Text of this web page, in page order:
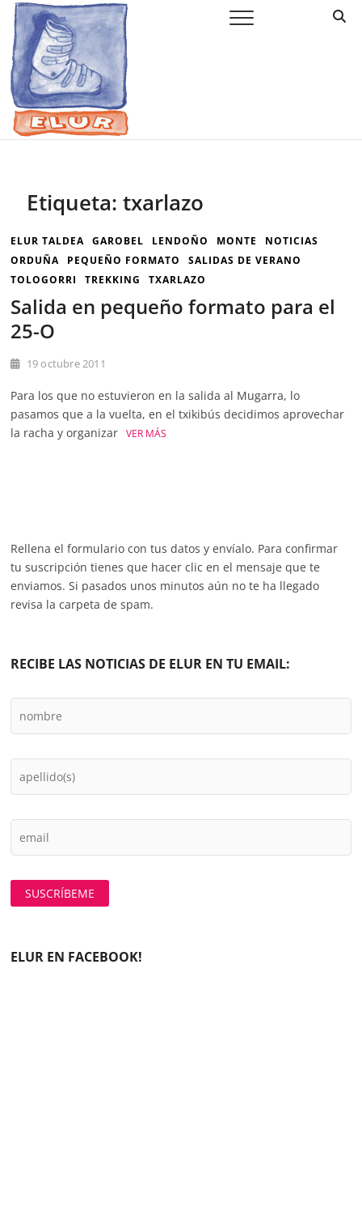
Saltar
contenido
Elur Taldea
EL CLUB DE ESQUÍ DE AMURRIO Y AYALA
Etiqueta:txarlazo
ELUR TALDEA GAROBEL LENDOÑO MONTE
NOTICIAS
ORDUÑA
PEQUEÑO FORMATO
SALIDAS DE VERANO
TOLOGORRI
TREKKING TXARLAZO
Salida en pequeño formato para el
25-O
19 octubre 2011
Para los que no estuvieron en la salida al Mugarra, lo
pasamos que a la vuelta, en el txikibús decidimos aprovechar
la racha y organizar
VER MÁS
Rellena el formulario con tus datos y envíalo. Para confirmar
tu suscripción tienes que hacer clic en el mensaje que te
enviamos. Si pasados unos minutos aún no te ha llegado
revisa la carpeta de spam.
RECIBE LAS NOTICIAS DE ELUR EN TU EMAIL:
ELUR EN FACEBOOK!